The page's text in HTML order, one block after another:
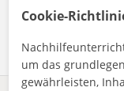
Profil teilen
Cookie-
um das
gewährleisten,